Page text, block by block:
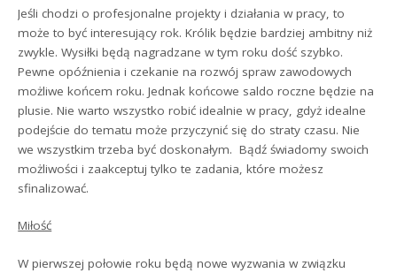
Jeśli chodzi o profesjonalne projekty i działania w pracy, to
może to być interesujący rok. Królik będzie bardziej ambitny niż
zwykle. Wysiłki będą nagradzane w tym roku dość szybko.
Pewne opóźnienia i czekanie na rozwój spraw zawodowych
możliwe końcem roku. Jednak końcowe saldo roczne będzie na
plusie. Nie warto wszystko robić idealnie w pracy, gdyż idealne
podejście do tematu może przyczynić się do straty czasu. Nie
we wszystkim trzeba być doskonałym. Bądź świadomy swoich
możliwości i zaakceptuj tylko te zadania, które możesz
sfinalizować.
Miłość
W pierwszej połowie roku będą nowe wyzwania w związku